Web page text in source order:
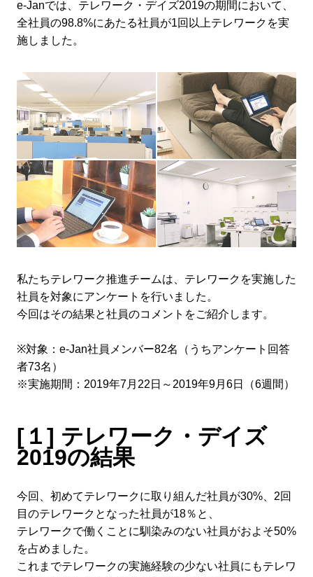
e-Janでは、テレワーク・デイズ2019の期間において、
全社員の98.8%にあたる社員が1回以上テレワークを実
施しました。
私たちテレワーク推進チームは、テレワークを実施した
社員を対象にアンケートを行いました。
今回はその結果と社員のコメントをご紹介します。
※対象：e-Jan社員メンバー82名（うちアンケート回答
者73名）
※実施期間：2019年7月22日～2019年9月6日（6週間）
[１] テレワーク・デイズ
2019の結果
今回、初めてテレワークに取り組んだ社員が30%、2回
目のテレワークとなった社員が18％と、
テレワークで働くことに馴染みのない社員がおよそ50%
を占めました。
これまでテレワークの実施経験の少ない社員にもテレワ